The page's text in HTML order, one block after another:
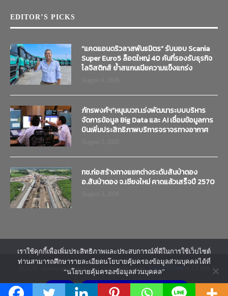
EDITOR’S PICKS
“แคดแอนดริวลาสพันธมิตร” รับมอบ Scania
Super Euro5 ล็อตใหญ่ 40 คันที่รองรับธุรกิจ
โลจิสติกส์ ย้ำสแกนเนียความแข็งแกร่ง
ภัทรพงศ์ฯ”หนุนบวท.เร่งพัฒนาระบบบริหาร
จัดการข้อมูล Big Data และ AI เชื่อมข้อมูลการ
บินเพิ่มประสิทธิภาพบริการจราจรทางอากาศ
ทช.ก่อสร้างทางแยกต่างระดับสันป่าตอง
อ.สันป่าตอง จ.เชียงใหม่ คาดแล้วเสร็จปี 2570
@2018 - www.transtimenews.co. All Right Reserved. รับทำเว็บไซต์
เราใช้คุกกี้เพื่อเพิ่มประสิทธิภาพและประสบการณ์ที่ดีในการใช้เว็บไซต์
ท่านสามารถศึกษารายละเอียดนโยบายคุ้มครองข้อมูลส่วนบุคคลได้ที่
“นโยบายคุ้มครองข้อมูลส่วนบุคคล”
ยอมรับ นโยบายคุ้มครองข้อมูลส่วนบุคคล